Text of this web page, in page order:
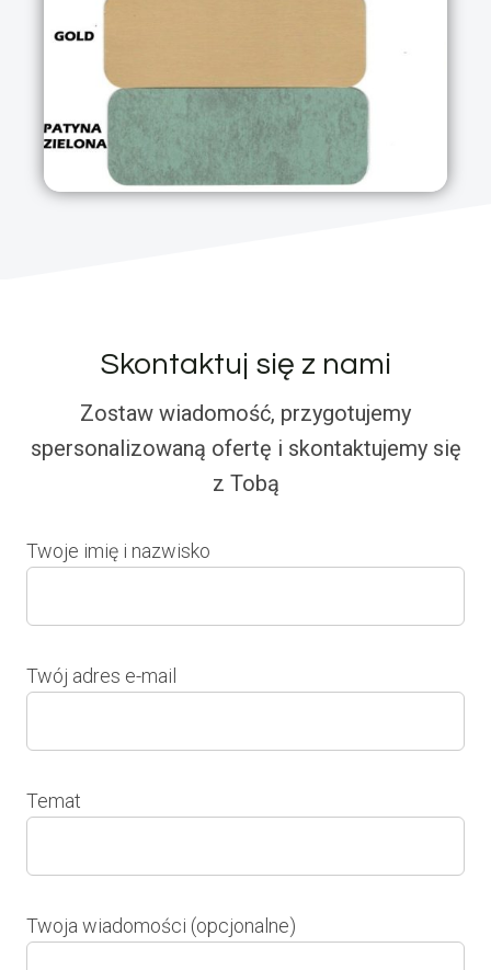
Skontaktuj się z nami
Zostaw wiadomość, przygotujemy
spersonalizowaną ofertę i skontaktujemy się
z Tobą
Twoje imię i nazwisko
Twój adres e-mail
Temat
Twoja wiadomości (opcjonalne)